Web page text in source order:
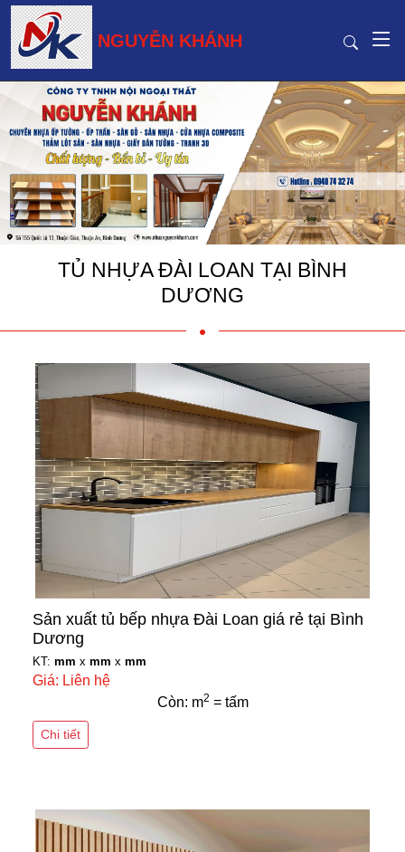
NGUYỄN KHÁNH
TỦ NHỰA ĐÀI LOAN TẠI BÌNH
DƯƠNG
Sản xuất tủ bếp nhựa Đài Loan giá rẻ tại Bình
Dương
KT: mm x mm x mm
Giá: Liên hệ
Còn: m2 = tấm
Chi tiết